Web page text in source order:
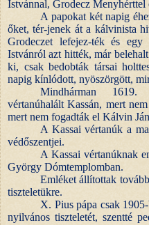
Istvánnal, Grodecz
A papokat két napig
őket, tér-jenek át a kálvinista
Grodeczet lefejez-ték és egy
Istvánról azt hitték, már
ki, csak bedobták társai
napig kínlódott, nyöszörgött,
Mindhárman 1619.
vértanúhalált Kassán, mert
mert nem fogadták el Kálvin
A Kassai vértanúk a
védőszentjei.
A Kassai vértanúknak
György Dómtemplomban.
Emléket állítottak
tiszteletükre.
X. Pius pápa csak
nyilvános tiszteletét, szentté